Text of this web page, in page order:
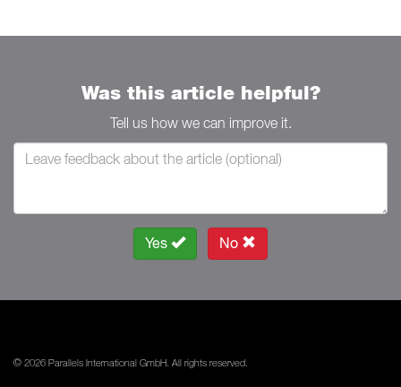
Was this article helpful?
Tell us how we can improve it.
Yes No
© 2026 Parallels International GmbH. All rights reserved.